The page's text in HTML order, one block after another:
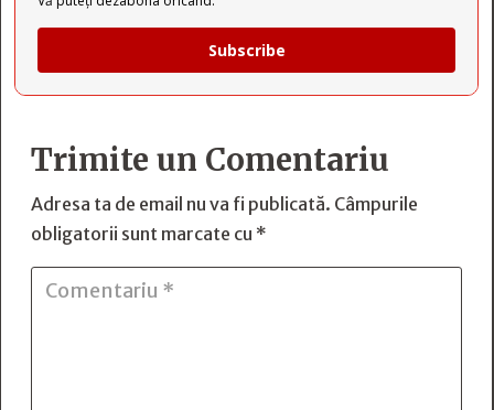
Subscribe
Trimite un Comentariu
Adresa ta de email nu va fi publicată. Câmpurile
obligatorii sunt marcate cu *